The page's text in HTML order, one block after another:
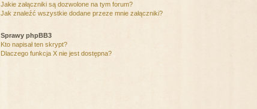
Jakie załączniki są dozwolone na tym forum?
Jak znaleźć wszystkie dodane przeze mnie załączniki?
Sprawy phpBB3
Kto napisał ten skrypt?
Dlaczego funkcja X nie jest dostępna?